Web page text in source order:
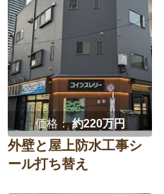
価格：約220万円
外壁と屋上防水工事シ
ール打ち替え